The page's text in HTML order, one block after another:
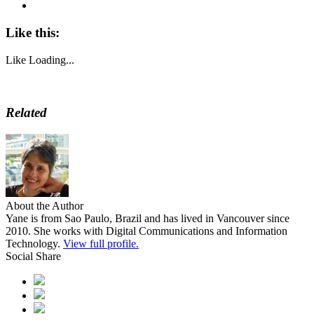
Like this:
Like Loading...
Related
About the Author
Yane is from Sao Paulo, Brazil and has lived in Vancouver since
2010. She works with Digital Communications and Information
Technology. View full profile.
Social Share